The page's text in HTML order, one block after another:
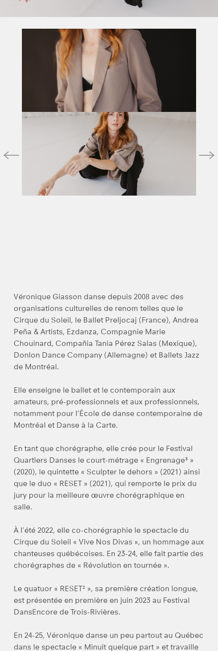
Véronique Giasson danse depuis 2008 avec des
organisations culturelles de renom telles que le
Cirque du Soleil, le Ballet Preljocaj (France), Andrea
Peña & Artists, Ezdanza, Compagnie Marie
Chouinard, Compañia Tania Pérez Salas (Mexique),
Donlon Dance Company (Allemagne) et Ballets Jazz
de Montréal.
Elle enseigne le ballet et le contemporain aux
amateurs, pré-professionnels et aux professionnels,
notamment pour l’École de danse contemporaine de
Montréal et Danse à la Carte.
En tant que chorégraphe, elle crée pour le Festival
Quartiers Danses le court-métrage « Engrenage³ »
(2020), le quintette « Sculpter le dehors » (2021) ainsi
que le duo « RESET » (2021), qui remporte le prix du
jury pour la meilleure œuvre chorégraphique en
salle.
À l’été 2022, elle co-chorégraphie le spectacle du
Cirque du Soleil « Vive Nos Divas », un hommage aux
chanteuses québécoises. En 23-24, elle fait partie des
chorégraphes de « Révolution en tournée ».
Le quatuor « RESET² », sa première création longue,
est présentée en première en juin 2023 au Festival
DansEncore de Trois-Rivières.
En 24-25, Véronique danse un peu partout au Québec
dans le spectacle « Minuit quelque part » et travaille